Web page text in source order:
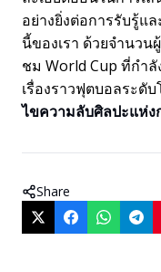
อย่างยิ่งต่อการรับรู้แ
นี้ของเรา ด้วยจำนว
ชม World Cup ที่กำ
เรื่องราวฟุตบอลระดั
ไขความลับศิลปะแห่ง
Share